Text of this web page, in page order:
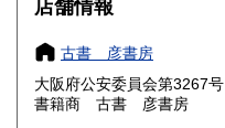
奈良県
鳥取県 185円
店舗情報
古書 彦書房
大阪府公安委員会第3267号
書籍商 古書 彦書房